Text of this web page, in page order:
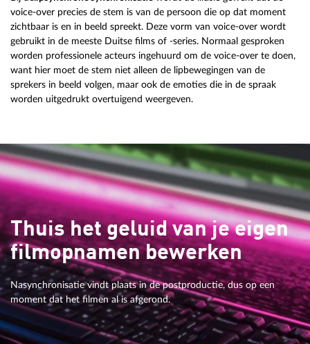
voice-over precies de stem is van de persoon die op dat moment
zichtbaar is en in beeld spreekt. Deze vorm van voice-over wordt
gebruikt in de meeste Duitse films of -series. Normaal gesproken
worden professionele acteurs ingehuurd om de voice-over te doen,
want hier moet de stem niet alleen de lipbewegingen van de
sprekers in beeld volgen, maar ook de emoties die in de spraak
worden uitgedrukt overtuigend weergeven.
Thuis het geluid van je eigen
filmopnamen bewerken
Nasynchronisatie vindt plaats in de postproductie, dus op een
moment dat het filmen al is afgerond.